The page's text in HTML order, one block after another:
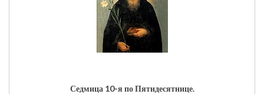
Седмица 10-я по Пятидесятнице.